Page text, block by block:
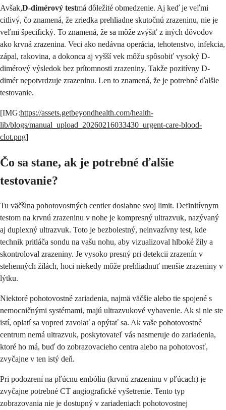
Avšak,D-dimérový testmá dôležité obmedzenie. Aj keď je veľmi
citlivý, čo znamená, že zriedka prehliadne skutočnú zrazeninu, nie je
veľmi špecifický. To znamená, že sa môže zvýšiť z iných dôvodov
ako krvná zrazenina. Veci ako nedávna operácia, tehotenstvo, infekcia,
zápal, rakovina, a dokonca aj vyšší vek môžu spôsobiť vysoký D-
dimérový výsledok bez prítomnosti zrazeniny. Takže pozitívny D-
dimér nepotvrdzuje zrazeninu. Len to znamená, že je potrebné ďalšie
testovanie.
[IMG:https://assets.getbeyondhealth.com/health-
lib/blogs/manual_upload_20260216033430_urgent-care-blood-
clot.png]
Čo sa stane, ak je potrebné ďalšie
testovanie?
Tu väčšina pohotovostných centier dosiahne svoj limit. Definitívnym
testom na krvnú zrazeninu v nohe je kompresný ultrazvuk, nazývaný
aj duplexný ultrazvuk. Toto je bezbolestný, neinvazívny test, kde
technik pritláča sondu na vašu nohu, aby vizualizoval hlboké žily a
skontroloval zrazeniny. Je vysoko presný pri detekcii zrazenín v
stehenných žilách, hoci niekedy môže prehliadnuť menšie zrazeniny v
lýtku.
Niektoré pohotovostné zariadenia, najmä väčšie alebo tie spojené s
nemocničnými systémami, majú ultrazvukové vybavenie. Ak si nie ste
istí, oplatí sa vopred zavolať a opýtať sa. Ak vaše pohotovostné
centrum nemá ultrazvuk, poskytovateľ vás nasmeruje do zariadenia,
ktoré ho má, buď do zobrazovacieho centra alebo na pohotovosť,
zvyčajne v ten istý deň.
Pri podozrení na pľúcnu embóliu (krvnú zrazeninu v pľúcach) je
zvyčajne potrebné CT angiografické vyšetrenie. Tento typ
zobrazovania nie je dostupný v zariadeniach pohotovostnej